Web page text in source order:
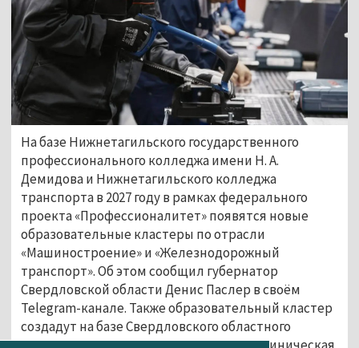
На базе Нижнетагильского государственного
профессионального колледжа имени Н. А.
Демидова и Нижнетагильского колледжа
транспорта в 2027 году в рамках федерального
проекта «Профессионалитет» появятся новые
образовательные кластеры по отрасли
«Машиностроение» и «Железнодорожный
транспорт». Об этом сообщил губернатор
Свердловской области Денис Паслер в своём
Telegram-канале. Также образовательный кластер
создадут на базе Свердловского областного